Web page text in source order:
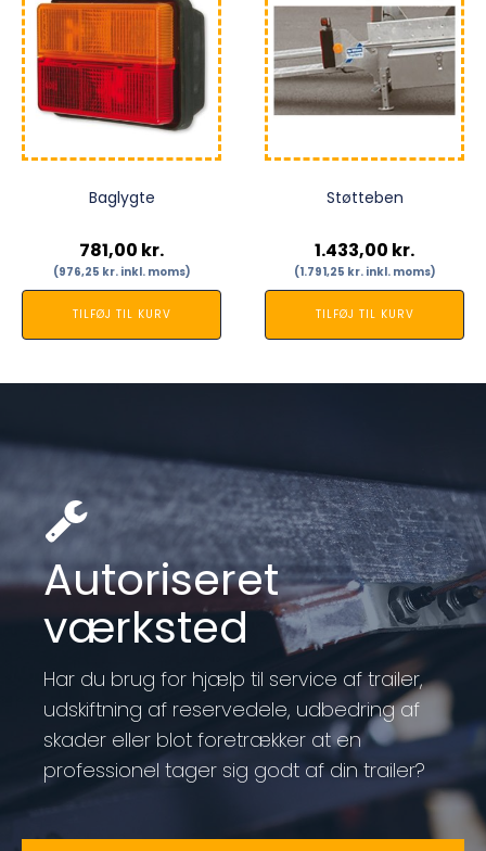
Baglygte
781,00 kr.
(976,25 kr.inkl. moms)
TILFØJ TIL KURV
Støtteben
1.433,00 kr.
(1.791,25 kr.inkl. moms)
TILFØJ TIL KURV
Autoriseret
værksted
Har du brug for hjælp til service af trailer,
udskiftning af reservedele, udbedring af
skader eller blot foretrækker at en
professionel tager sig godt af din trailer?